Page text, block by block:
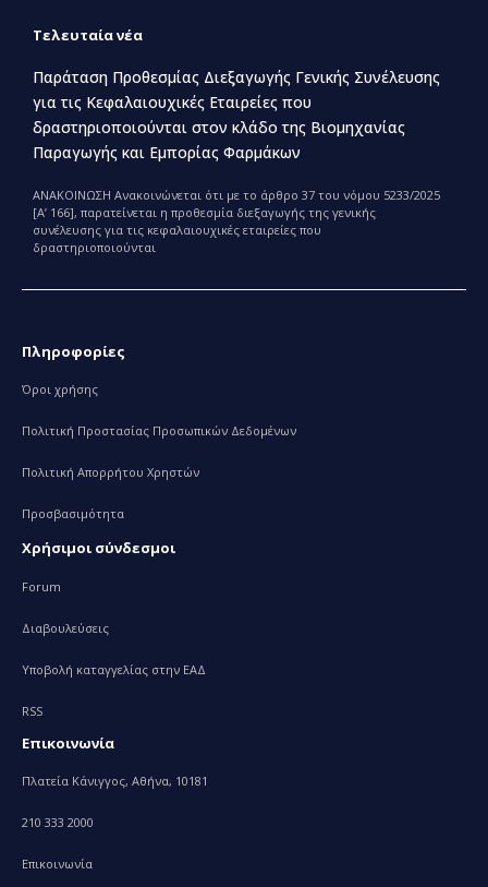
Τελευταία νέα
Παράταση Προθεσμίας Διεξαγωγής Γενικής Συνέλευσης
για τις Κεφαλαιουχικές Εταιρείες που
δραστηριοποιούνται στον κλάδο της Βιομηχανίας
Παραγωγής και Εμπορίας Φαρμάκων
ΑΝΑΚΟΙΝΩΣΗ Ανακοινώνεται ότι με το άρθρο 37 του νόμου 5233/2025
[Α’ 166], παρατείνεται η προθεσμία διεξαγωγής της γενικής
συνέλευσης για τις κεφαλαιουχικές εταιρείες που
δραστηριοποιούνται
Πληροφορίες
Όροι χρήσης
Πολιτική Προστασίας Προσωπικών Δεδομένων
Πολιτική Απορρήτου Χρηστών
Προσβασιμότητα
Χρήσιμοι σύνδεσμοι
Forum
Διαβουλεύσεις
Υποβολή καταγγελίας στην ΕΑΔ
RSS
Επικοινωνία
Πλατεία Κάνιγγος, Αθήνα, 10181
210 333 2000
Επικοινωνία